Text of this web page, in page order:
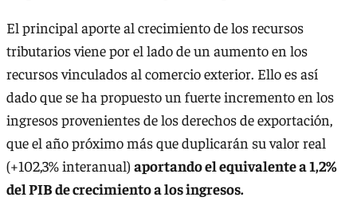
El principal aporte al crecimiento de los recursos
tributarios viene por el lado de un aumento en los
recursos vinculados al comercio exterior. Ello es así
dado que se ha propuesto un fuerte incremento en los
ingresos provenientes de los derechos de exportación,
que el año próximo más que duplicarán su valor real
(+102,3% interanual) aportando el equivalente a 1,2%
del PIB de crecimiento a los ingresos.